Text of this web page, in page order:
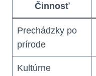
Činnosť
Prechádzky po
prírode
Kultúrne